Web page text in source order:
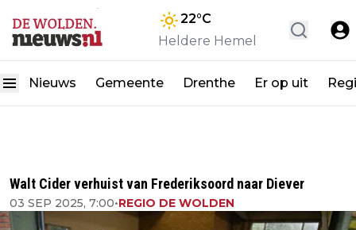
22°C
Heldere Hemel
Nieuws Gemeente Drenthe Er op uit
Walt Cider verhuist van Frederiksoord naar Diever
03 SEP 2025, 7:00•REGIO DE WOLDEN